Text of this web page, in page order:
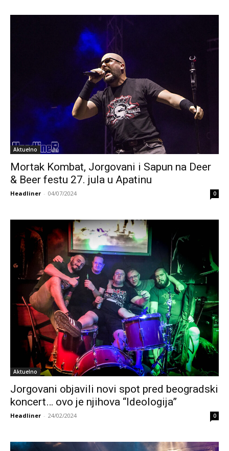
Aktuelno
Mortak Kombat, Jorgovani i Sapun na Deer
& Beer festu 27. jula u Apatinu
Headliner - 04/07/2024 0
Aktuelno
Jorgovani objavili novi spot pred beogradski
koncert… ovo je njihova “Ideologija”
Headliner - 24/02/2024 0